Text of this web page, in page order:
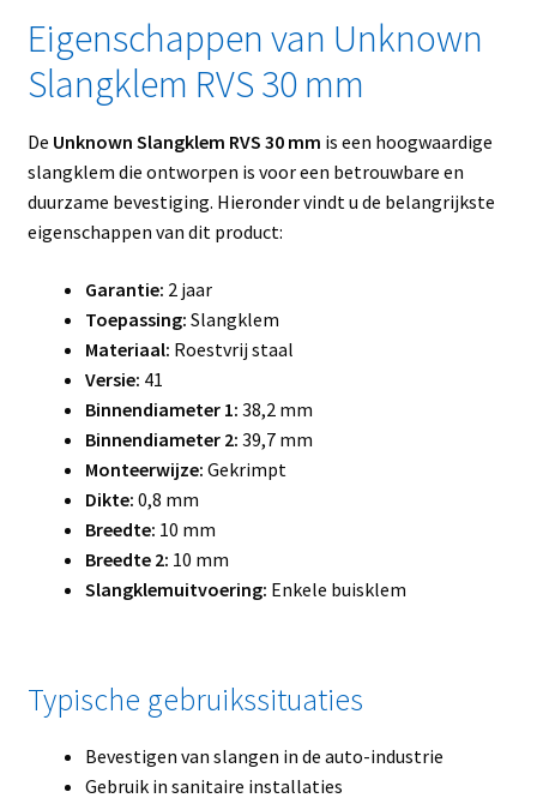
Eigenschappen van Unknown
Slangklem RVS 30 mm
De Unknown Slangklem RVS 30 mm is een hoogwaardige
slangklem die ontworpen is voor een betrouwbare en
duurzame bevestiging. Hieronder vindt u de belangrijkste
eigenschappen van dit product:
Garantie: 2 jaar
Toepassing: Slangklem
Materiaal: Roestvrij staal
Versie: 41
Binnendiameter 1: 38,2 mm
Binnendiameter 2: 39,7 mm
Monteerwijze: Gekrimpt
Dikte: 0,8 mm
Breedte: 10 mm
Breedte 2: 10 mm
Slangklemuitvoering: Enkele buisklem
Typische gebruikssituaties
Bevestigen van slangen in de auto-industrie
Gebruik in sanitaire installaties